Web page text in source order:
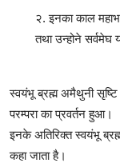
२. इनका काल
तथा उन्होने सर्वमेघ
स्वयंभू ब्रह्म अमैथुनी
परम्परा का प्रवर्तन हुआ।
इनके अतिरिक्त स्वयंभू
कहा जाता है।